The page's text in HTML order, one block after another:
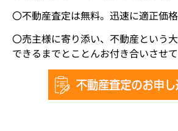
〇不動産査定は無料。迅速に適正価格
〇売主様に寄り添い、不動産という
できるまでとことんお付き合いさせて